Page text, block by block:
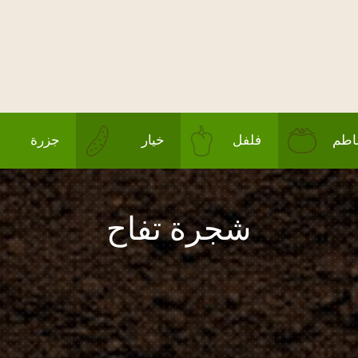
جزرة خيار فلفل
شجرة تفاح